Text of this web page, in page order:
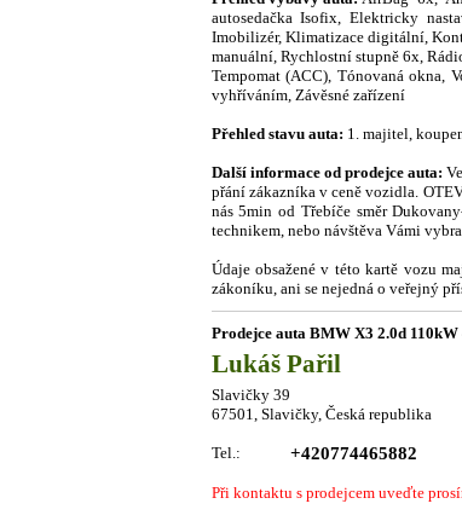
autosedačka Isofix, Elektricky
Imobilizér, Klimatizace digitální,
manuální, Rychlostní stupně 6x,
Tempomat (ACC), Tónovaná okna,
vyhříváním, Závěsné zařízení
Přehled stavu auta: 1. majitel,
Další informace od prodejce auta:
přání zákazníka v ceně vozidla.
nás 5min od Třebíče směr
technikem, nebo návštěva Vámi
Údaje obsažené v této kartě vozu
zákoníku, ani se nejedná o veřejný
Prodejce auta BMW X3 2.0d 110kW
Lukáš Pařil
Slavičky 39
67501, Slavičky, Česká republika
Tel.: +420774465882
Při kontaktu s prodejcem uveďte